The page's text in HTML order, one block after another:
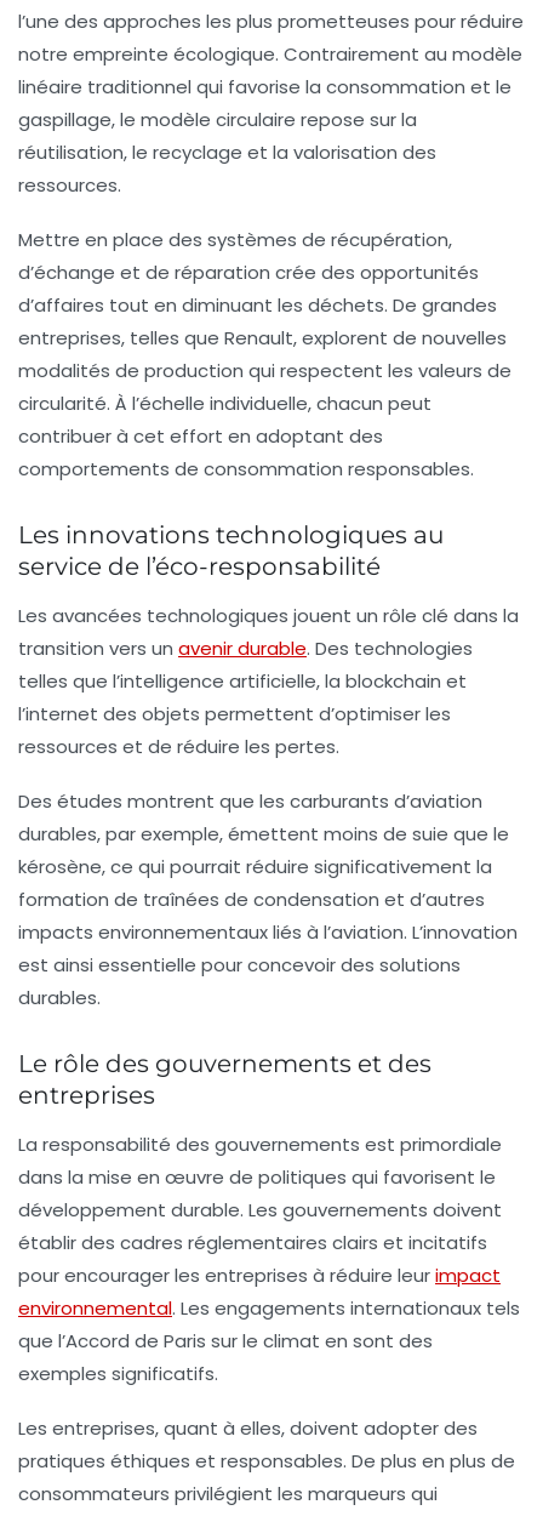
l’une des approches les plus prometteuses pour réduire
notre empreinte écologique. Contrairement au modèle
linéaire traditionnel qui favorise la consommation et le
gaspillage, le modèle circulaire repose sur la
réutilisation, le recyclage et la valorisation des
ressources.
Mettre en place des systèmes de récupération,
d’échange et de réparation crée des opportunités
d’affaires tout en diminuant les déchets. De grandes
entreprises, telles que Renault, explorent de nouvelles
modalités de production qui respectent les valeurs de
circularité. À l’échelle individuelle, chacun peut
contribuer à cet effort en adoptant des
comportements de consommation responsables.
Les innovations technologiques au
service de l’éco-responsabilité
Les avancées technologiques jouent un rôle clé dans la
transition vers un avenir durable. Des technologies
telles que l’intelligence artificielle, la blockchain et
l’internet des objets permettent d’optimiser les
ressources et de réduire les pertes.
Des études montrent que les carburants d’aviation
durables, par exemple, émettent moins de suie que le
kérosène, ce qui pourrait réduire significativement la
formation de traînées de condensation et d’autres
impacts environnementaux liés à l’aviation. L’innovation
est ainsi essentielle pour concevoir des solutions
durables.
Le rôle des gouvernements et des
entreprises
La responsabilité des gouvernements est primordiale
dans la mise en œuvre de politiques qui favorisent le
développement durable. Les gouvernements doivent
établir des cadres réglementaires clairs et incitatifs
pour encourager les entreprises à réduire leurimpact
environnemental. Les engagements internationaux tels
que l’Accord de Paris sur le climat en sont des
exemples significatifs.
Les entreprises, quant à elles, doivent adopter des
pratiques éthiques et responsables. De plus en plus de
consommateurs privilégient les marqueurs qui